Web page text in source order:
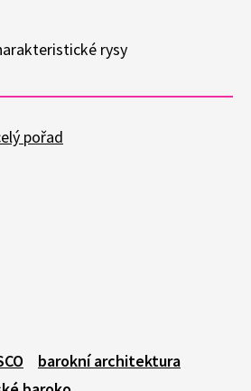
rysy
pořad
barokní architektura